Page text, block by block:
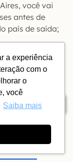
a experiência
com o
o
você
Saiba maisÍndice
você vai
antes de
país de saída;
for pequena, ou
a
vivamente ir
seguros
pertence à